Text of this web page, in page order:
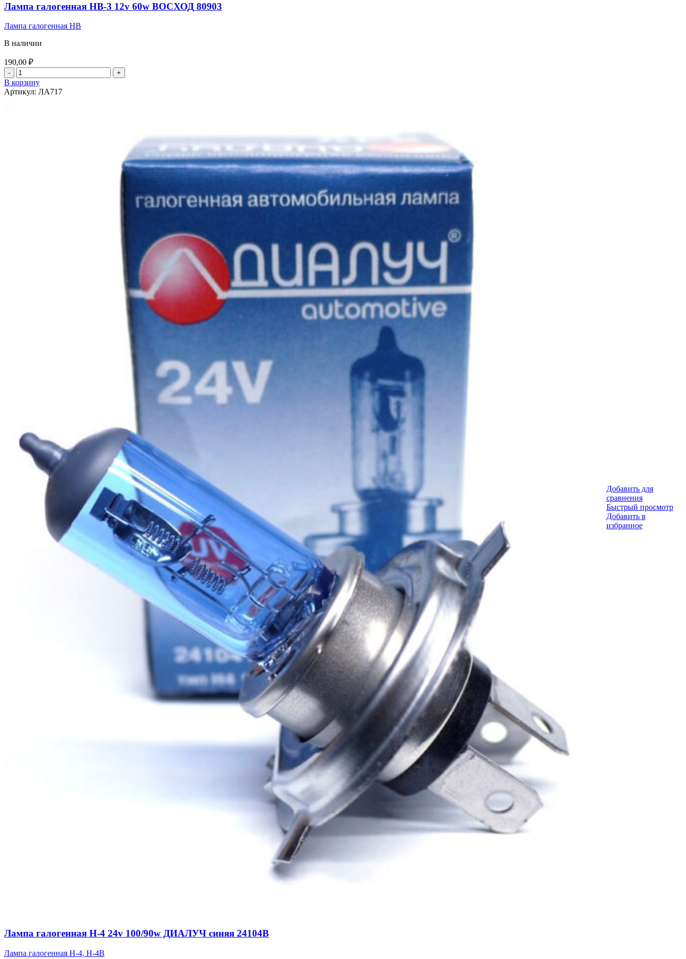
Лампа галогенная НВ-3 12v 60w ВОСХОД 80903
Лампа галогенная HB
В наличии
190,00 ₽
Количество
товара
Лампа
галогенная
В корзину
Артикул: ЛА717
Добавить для
сравнения
Быстрый просмотр
Добавить в
избранное
Лампа галогенная Н-4 24v 100/90w ДИАЛУЧ синяя 24104B
Лампа галогенная Н-4, H-4B